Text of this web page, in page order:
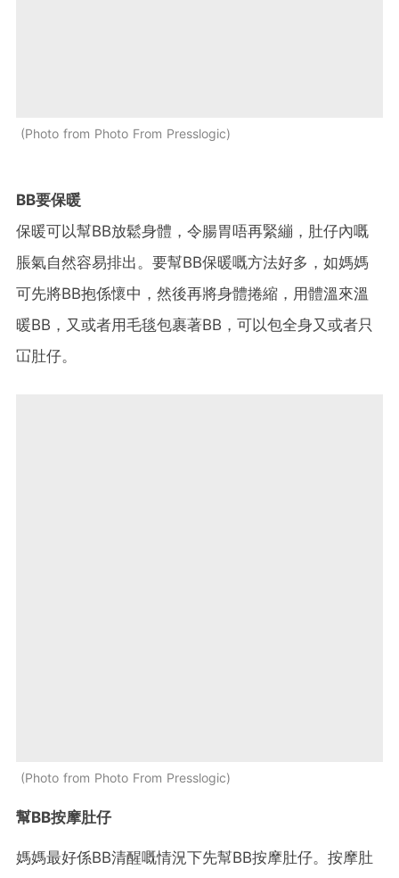
Photo from Photo From Presslogic
BB要保暖
保暖可以幫BB放鬆身體，令腸胃唔再緊繃，肚仔內嘅
脹氣自然容易排出。要幫BB保暖嘅方法好多，如媽媽
可先將BB抱係懷中，然後再將身體捲縮，用體溫來溫
暖BB ，又或者用毛毯包裹著BB ，可以包全身又或者只
冚肚仔。
Photo from Photo From Presslogic
幫BB按摩肚仔
媽媽最好係BB清醒嘅情況下先幫BB按摩肚仔。按摩肚